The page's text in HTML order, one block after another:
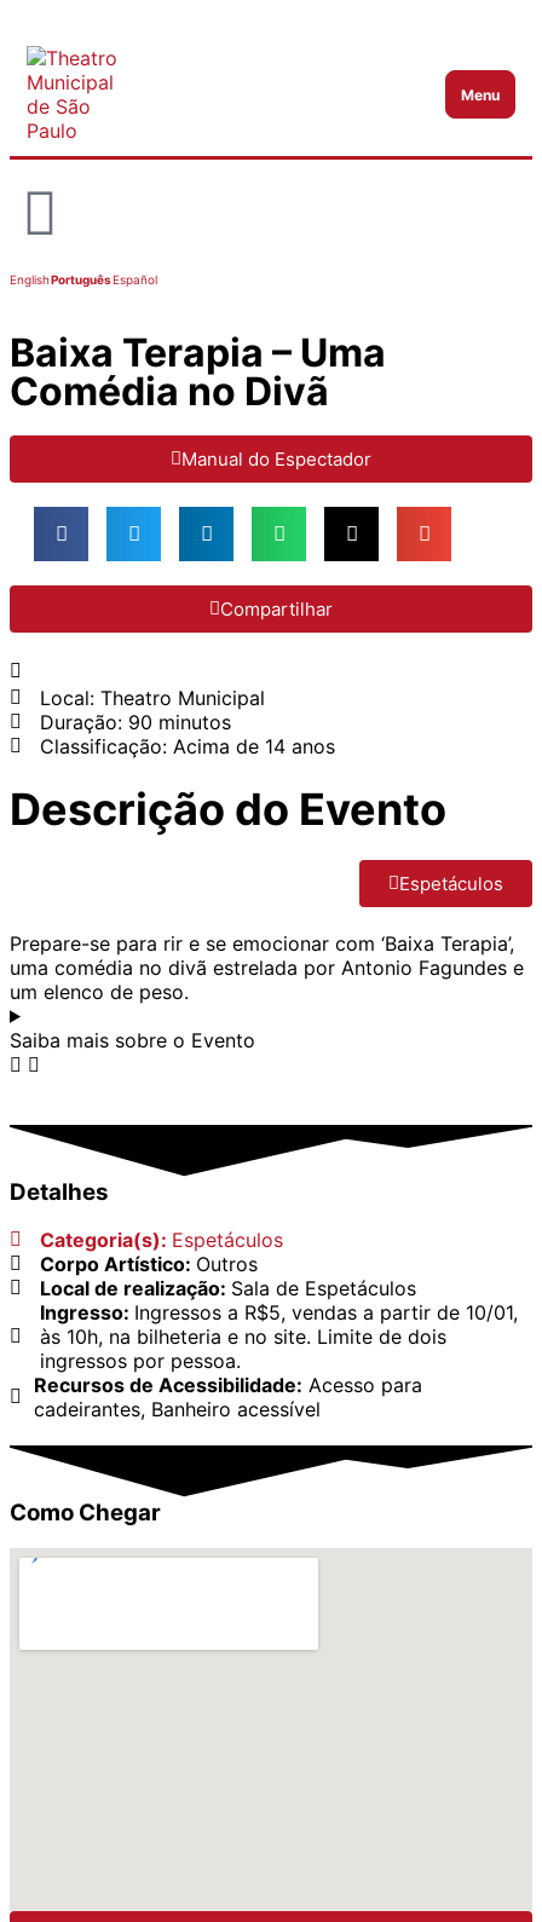
Menu
Abrir
EnglishPortuguêsEspañol
Baixa Terapia – Uma
Comédia no Divã
Manual do Espectador
Compartilhar
Local: Theatro Municipal
Duração: 90 minutos
Classificação: Acima de 14 anos
Descrição do Evento
Espetáculos
Prepare-se para rir e se emocionar com ‘Baixa Terapia’,
uma comédia no divã estrelada por Antonio Fagundes e
um elenco de peso.
Saiba mais sobre o Evento
Detalhes
Categoria(s): Espetáculos
Corpo Artístico: Outros
Local de realização: Sala de Espetáculos
Ingresso: Ingressos a R$5, vendas a partir de 10/01,
às 10h, na bilheteria e no site. Limite de dois
ingressos por pessoa.
Recursos de Acessibilidade: Acesso para
cadeirantes, Banheiro acessível
Como Chegar